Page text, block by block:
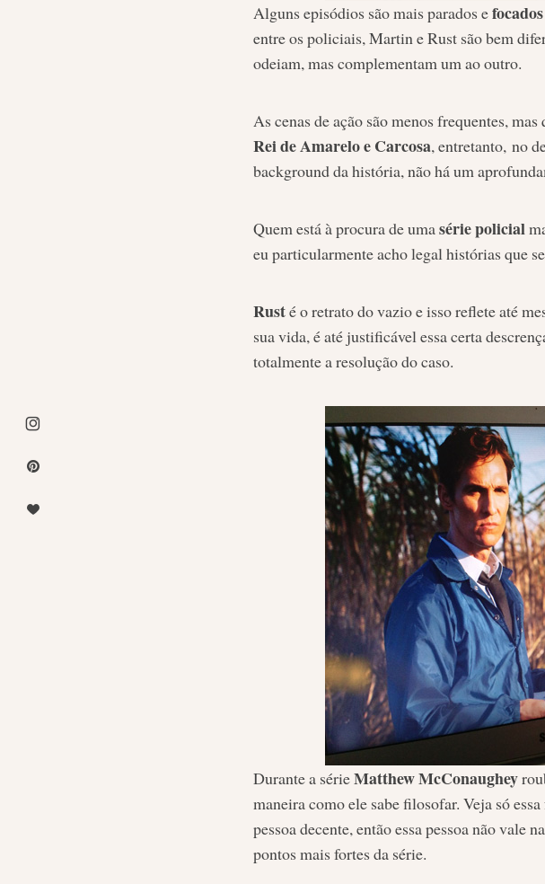
Alguns episódios são mais parados e
entre os policiais, Martin e Rust são bem
odeiam, mas complementam um ao outro.
As cenas de ação são menos frequentes,
Rei de Amarelo e Carcosa, entretanto, no
background da história, não há um
Quem está à procura de umasérie policial
eu particularmente acho legal histórias que
Rusté o retrato do vazio e isso reflete até
sua vida, é até justificável essa certa
totalmente a resolução do caso.
Durante a sérieMatthew McConaughey
maneira como ele sabe filosofar. Veja só
pessoa decente, então essa pessoa não vale
pontos mais fortes da série.